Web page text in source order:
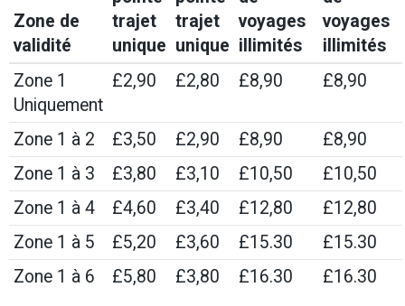
Zone de
validité
trajet
unique
trajet
unique
voyages
illimités
voyages
illimités
Zone 1
Uniquement
£2,90 £2,80 £8,90 £8,90
Zone 1 à 2 £3,50 £2,90 £8,90
£8,90
Zone 1 à 3
£3,80 £3,10 £10,50
£10,50
Zone 1 à 4
£4,60 £3,40 £12,80
£12,80
Zone 1 à 5
£5,20 £3,60 £15.30
£15.30
Zone 1 à 6
£5,80 £3,80 £16.30 £16.30